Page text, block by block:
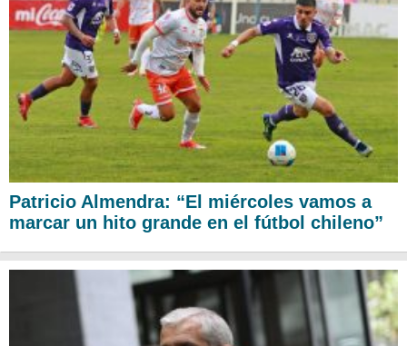
Patricio Almendra: “El miércoles vamos a
marcar un hito grande en el fútbol chileno”